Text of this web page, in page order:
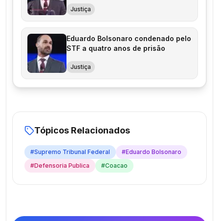
Justiça
Eduardo Bolsonaro condenado pelo
STF a quatro anos de prisão
Justiça
Tópicos Relacionados
#Supremo Tribunal Federal #Eduardo Bolsonaro
#Defensoria Publica #Coacao